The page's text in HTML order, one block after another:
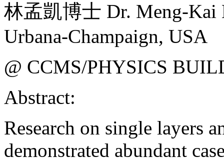
林孟凱博士 Dr. Meng-
Urbana-Champaign, USA
@ CCMS/PHYSICS
Abstract:
Research on single layers
demonstrated abundant